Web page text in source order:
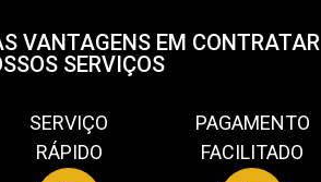
VANTAGENS EM CONTRATAR
SERVIÇOS
SERVIÇO
RÁPIDO
PAGAMENTO
FACILITADO